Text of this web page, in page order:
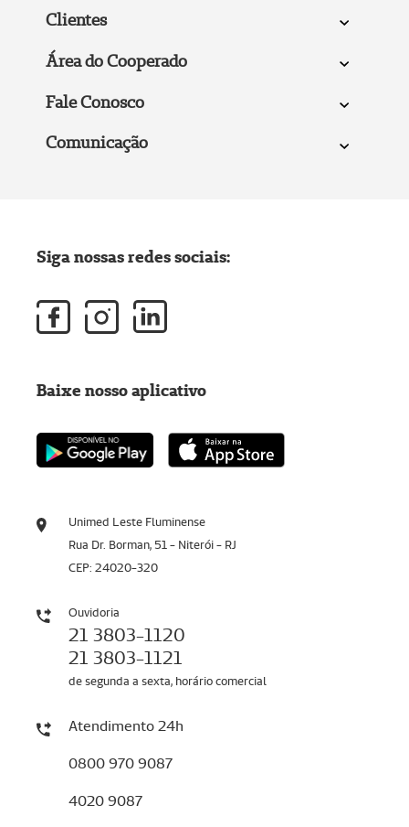
Clientes
Área do Cooperado
Fale Conosco
Comunicação
Unimed Leste Fluminense
Rua Dr. Borman, 51 - Niterói - RJ
CEP: 24020-320
Ouvidoria
21 3803-1120
21 3803-1121
de segunda a sexta, horário comercial
Atendimento 24h
0800 970 9087
4020 9087
Siga nossas redes sociais:
Baixe nosso aplicativo